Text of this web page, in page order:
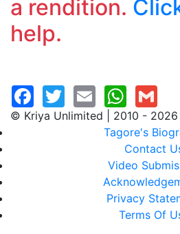
a rendition.
help.
© Kriya Unlimited | 2010 - 2026
Tagore's
Contact
Video
Privacy
Terms Of